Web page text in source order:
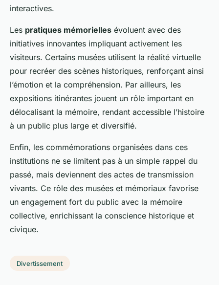
interactives.
Les pratiques mémorielles évoluent avec des
initiatives innovantes impliquant activement les
visiteurs. Certains musées utilisent la réalité virtuelle
pour recréer des scènes historiques, renforçant ainsi
l’émotion et la compréhension. Par ailleurs, les
expositions itinérantes jouent un rôle important en
délocalisant la mémoire, rendant accessible l’histoire
à un public plus large et diversifié.
Enfin, les commémorations organisées dans ces
institutions ne se limitent pas à un simple rappel du
passé, mais deviennent des actes de transmission
vivants. Ce rôle des musées et mémoriaux favorise
un engagement fort du public avec la mémoire
collective, enrichissant la conscience historique et
civique.
Divertissement